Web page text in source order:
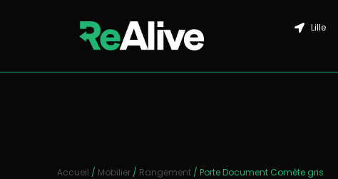
Lille
Accueil / Mobilier / Rangement / Porte Document Comète gris